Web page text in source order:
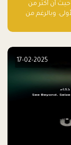
حيث أن أكثر من
وبالرغم من
في هذا
17-02-2025